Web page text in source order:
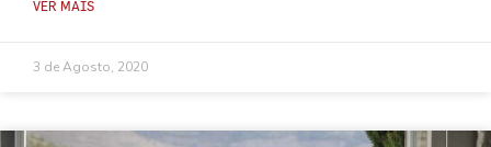
VER MAIS
3 de Agosto, 2020